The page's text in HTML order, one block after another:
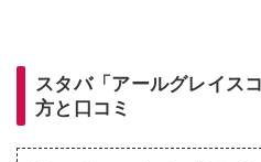
スタバ「アールグレイス
方と口コミ